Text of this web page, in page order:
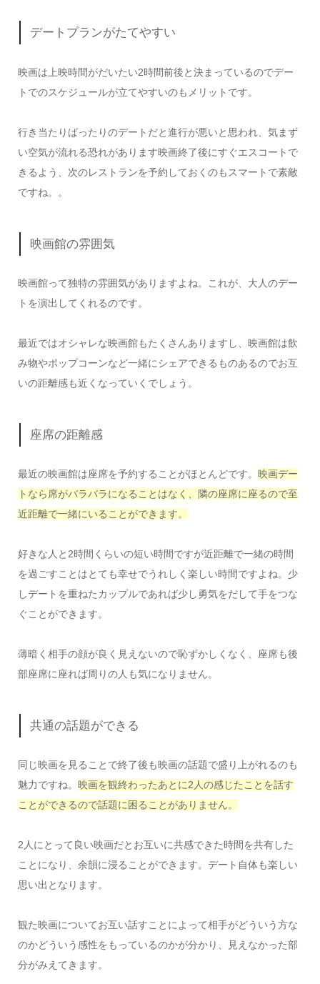
デートプランがたてやすい
映画は上映時間がだいたい2時間前後と決まっているのでデー
トでのスケジュールが立てやすいのもメリットです。
行き当たりばったりのデートだと進行が悪いと思われ、気まず
い空気が流れる恐れがあります映画終了後にすぐエスコートで
きるよう、次のレストランを予約しておくのもスマートで素敵
ですね。。
映画館の雰囲気
映画館って独特の雰囲気がありますよね。これが、大人のデー
トを演出してくれるのです。
最近ではオシャレな映画館もたくさんありますし、映画館は飲
み物やポップコーンなど一緒にシェアできるものあるのでお互
いの距離感も近くなっていくでしょう。
座席の距離感
最近の映画館は座席を予約することがほとんどです。 映画デー
トなら席がバラバラになることはなく、隣の座席に座るので至
近距離で一緒にいることができます。
好きな人と2時間くらいの短い時間ですが近距離で一緒の時間
を過ごすことはとても幸せでうれしく楽しい時間ですよね。少
しデートを重ねたカップルであれば少し勇気をだして手をつな
ぐことができます。
薄暗く相手の顔が良く見えないので恥ずかしくなく、座席も後
部座席に座れば周りの人も気になりません。
共通の話題ができる
同じ映画を見ることで終了後も映画の話題で盛り上がれるのも
魅力ですね。 映画を観終わったあとに2人の感じたことを話す
ことができるので話題に困ることがありません。
2人にとって良い映画だとお互いに共感できた時間を共有した
ことになり、余韻に浸ることができます。デート自体も楽しい
思い出となります。
観た映画についてお互い話すことによって相手がどういう方な
のかどういう感性をもっているのかが分かり、見えなかった部
分がみえてきます。